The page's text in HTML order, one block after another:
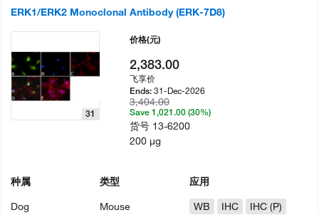
ERK1/ERK2 Monoclonal Antibody (ERK-7D8)
31
种属
Dog
类型
Mouse
应用
WB
IHC
IHC (P)
价格(元)
2,383.00
飞享价
Ends:31-Dec-2026
3,404.00
Save 1,021.00 (30%)
货号 13-6200
200 µg